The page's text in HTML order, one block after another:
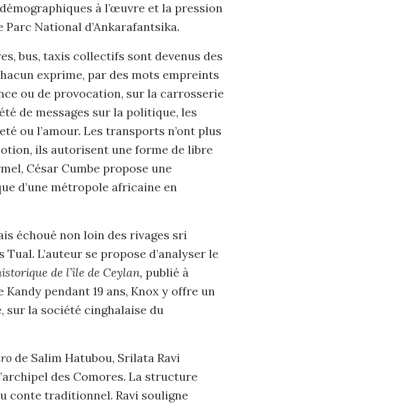
à l’œuvre et la pression
National d’Ankarafantsika.
bus, taxis collectifs sont devenus des
exprime, par des mots empreints
ou de provocation, sur la carrosserie
de messages sur la politique, les
ou l’amour. Les transports n’ont plus
ils autorisent une forme de libre
César Cumbe propose une
d’une métropole africaine en
échoué non loin des rivages sri
L’auteur se propose d’analyser le
de l’île de Ceylan, publié à
Kandy pendant 19 ans, Knox y offre un
sur la société cinghalaise du
de Salim Hatubou, Srilata Ravi
des Comores. La structure
conte traditionnel. Ravi souligne